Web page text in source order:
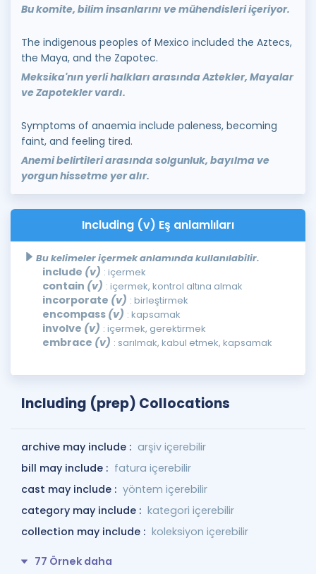
Bu komite, bilim insanlarını ve mühendisleri içeriyor.
The indigenous peoples of Mexico included the Aztecs,
the Maya, and the Zapotec.
Meksika'nın yerli halkları arasında Aztekler, Mayalar
ve Zapotekler vardı.
Symptoms of anaemia include paleness, becoming
faint, and feeling tired.
Anemi belirtileri arasında solgunluk, bayılma ve
yorgun hissetme yer alır.
Including (v) Eş anlamlıları
Bu kelimeler içermek anlamında kullanılabilir.
include (v) : içermek
contain (v) : içermek, kontrol altına almak
incorporate (v) : birleştirmek
encompass (v) : kapsamak
involve (v) : içermek, gerektirmek
embrace (v) : sarılmak, kabul etmek, kapsamak
Including (prep) Collocations
archive may include : arşiv içerebilir
bill may include : fatura içerebilir
cast may include : yöntem içerebilir
category may include : kategori içerebilir
collection may include : koleksiyon içerebilir
77 Örnek daha